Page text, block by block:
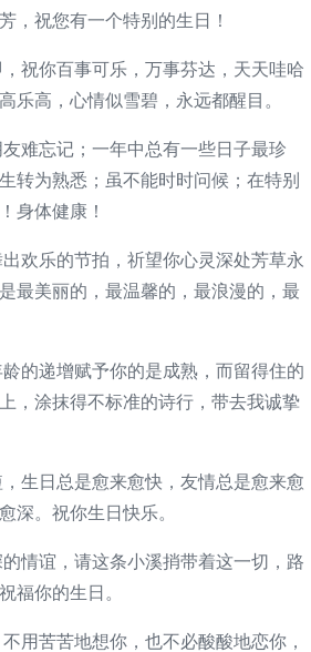
，祝您有一个特别的生日！
祝你百事可乐，万事芬达，天天哇哈
乐高，心情似雪碧，永远都醒目。
难忘记；一年中总有一些日子最珍
转为熟悉；虽不能时时问候；在特别
身体健康！
欢乐的节拍，祈望你心灵深处芳草永
最美丽的，最温馨的，最浪漫的，最
的递增赋予你的是成熟，而留得住的
，涂抹得不标准的诗行，带去我诚挚
生日总是愈来愈快，友情总是愈来愈
深。祝你生日快乐。
情谊，请这条小溪捎带着这一切，路
福你的生日。
用苦苦地想你，也不必酸酸地恋你，